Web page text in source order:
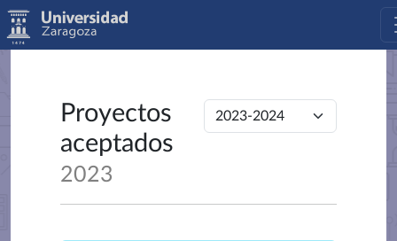
Proyectos
aceptados
2023